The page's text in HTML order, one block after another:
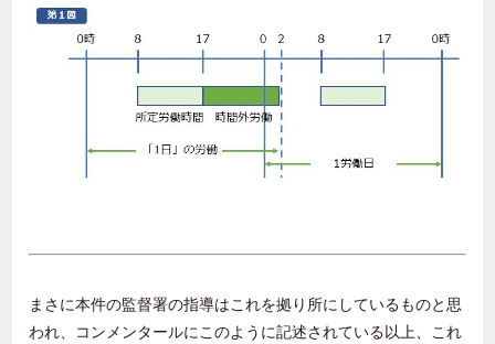
まさに本件の監督署の指導はこれを拠り所にしているものと思
われ、コンメンタールにこのように記述されている以上、これ